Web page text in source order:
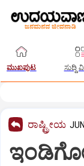
ಮುಖಪುಟ ಸುದ್ದಿ
ರಾಷ್ಟ್ರೀಯ